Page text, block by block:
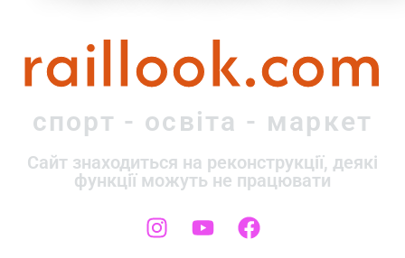
raillook.com
спорт - освіта - маркет
Сайт знаходиться на реконструкції, деякі
функції можуть не працювати